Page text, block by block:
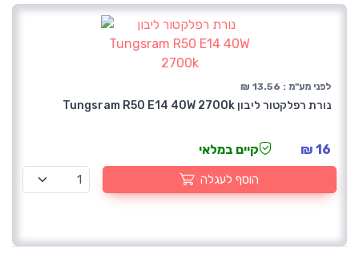
לפני מע"מ : 13.56 ₪
נורת רפלקטור ליבון Tungsram R50 E14 40W 2700k
16 ₪ קיים במלאי
הוסף לעגלה